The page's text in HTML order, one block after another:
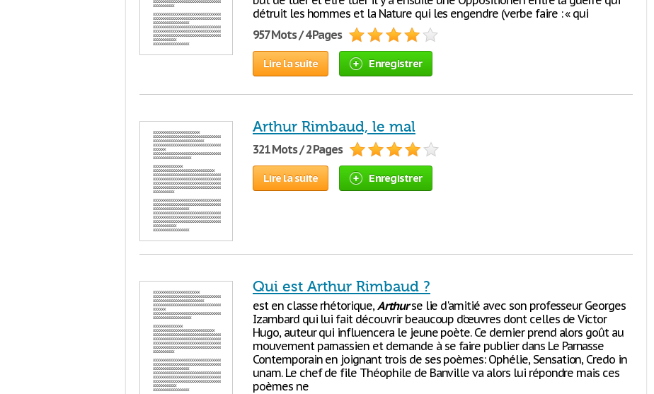
détruit les hommes et la Nature qui les engendre (verbe faire : « qui
957 Mots / 4 Pages
Lire la suite Enregistrer
Arthur Rimbaud, le mal
321 Mots / 2 Pages
Lire la suite Enregistrer
Qui est Arthur Rimbaud ?
est en classe rhétorique,Arthurse lie d'amitié avec son professeur Georges
Izambard qui lui fait découvrir beaucoup d’œuvres dont celles de Victor
Hugo, auteur qui influencera le jeune poète. Ce dernier prend alors goût au
mouvement parnassien et demande à se faire publier dans Le Parnasse
Contemporain en joignant trois de ses poèmes: Ophélie, Sensation, Credo in
unam. Le chef de file Théophile de Banville va alors lui répondre mais ces
poèmes ne